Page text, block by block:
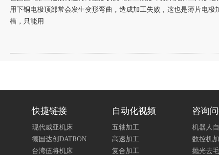
用下铜电极顶部常会发生变形弯曲，造成加工失败，这也是薄片电
槽，只能用
快捷链接
现代威亚机床
德国达创DATRON
台湾伍将机床
自动化视频
五轴加工
高速加工
复合加工
咨询
机器人
数控机
抛光去